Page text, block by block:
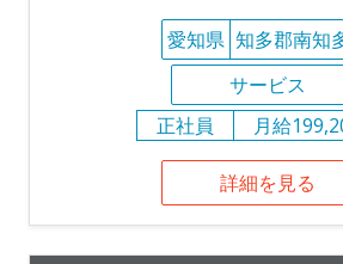
愛知県 知多郡南知
サービス
正社員
月給
詳細を見る